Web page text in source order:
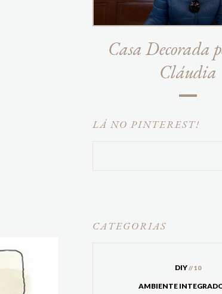
Casa Decorada
Cláudia
LÁ NO PINTEREST!
CATEGORIAS
DIY// 10
AMBIENTE